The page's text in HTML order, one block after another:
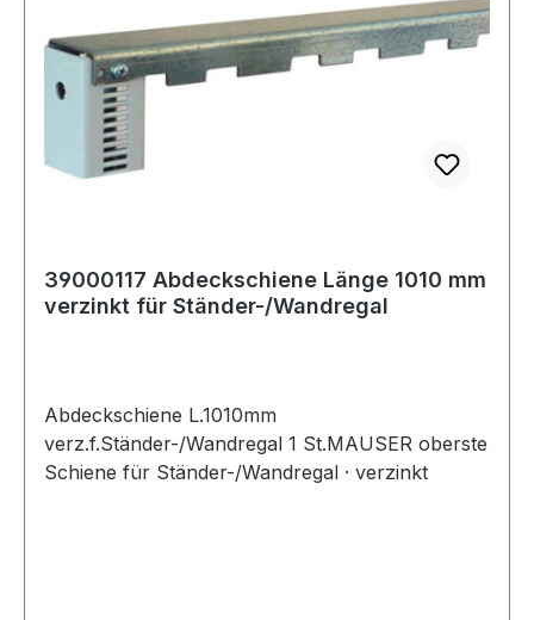
39000117 Abdeckschiene Länge 1010 mm
verzinkt für Ständer-/Wandregal
Abdeckschiene L.1010mm
verz.f.Ständer-/Wandregal 1 St.MAUSER oberste
Schiene für Ständer-/Wandregal · verzinkt